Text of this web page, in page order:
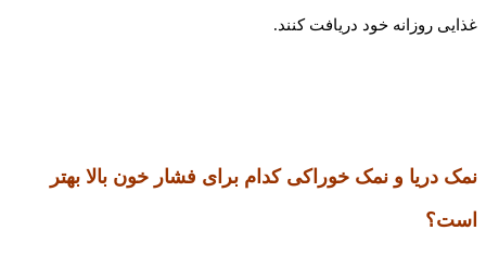
غذایی روزانه خود دریافت کنند.
نمک دریا و نمک خوراکی کدام برای فشار خون بالا بهتر
است؟